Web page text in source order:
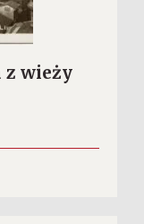
wieży